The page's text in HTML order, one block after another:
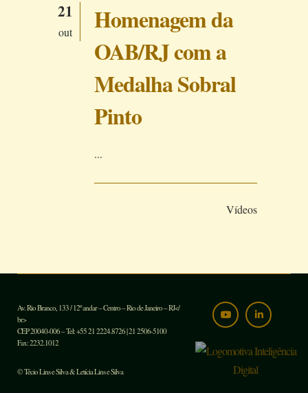
21
out
Homenagem da
OAB/RJ com a
Medalha Sobral
Pinto
...
Vídeos
Av. Rio Branco, 133 / 12º andar – Centro – Rio de Janeiro – RJ</
br>
CEP 20040-006 – Tel: +55 21 2224.8726 | 21 2506-5100
Fax: 2232.1012
© Técio Lins e Silva & Letícia Lins e Silva